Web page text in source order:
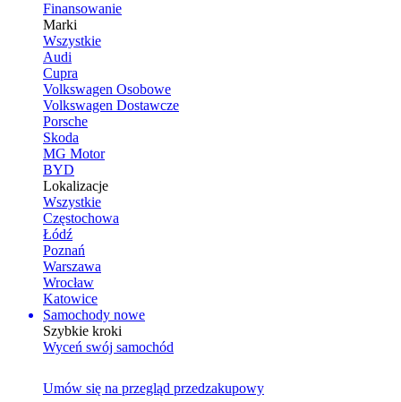
Finansowanie
Marki
Wszystkie
Audi
Cupra
Volkswagen Osobowe
Volkswagen Dostawcze
Porsche
Skoda
MG Motor
BYD
Lokalizacje
Wszystkie
Częstochowa
Łódź
Poznań
Warszawa
Wrocław
Katowice
Samochody nowe
Szybkie kroki
Wyceń swój samochód
Umów się na przegląd przedzakupowy